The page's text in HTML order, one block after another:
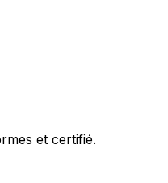
et certifié.